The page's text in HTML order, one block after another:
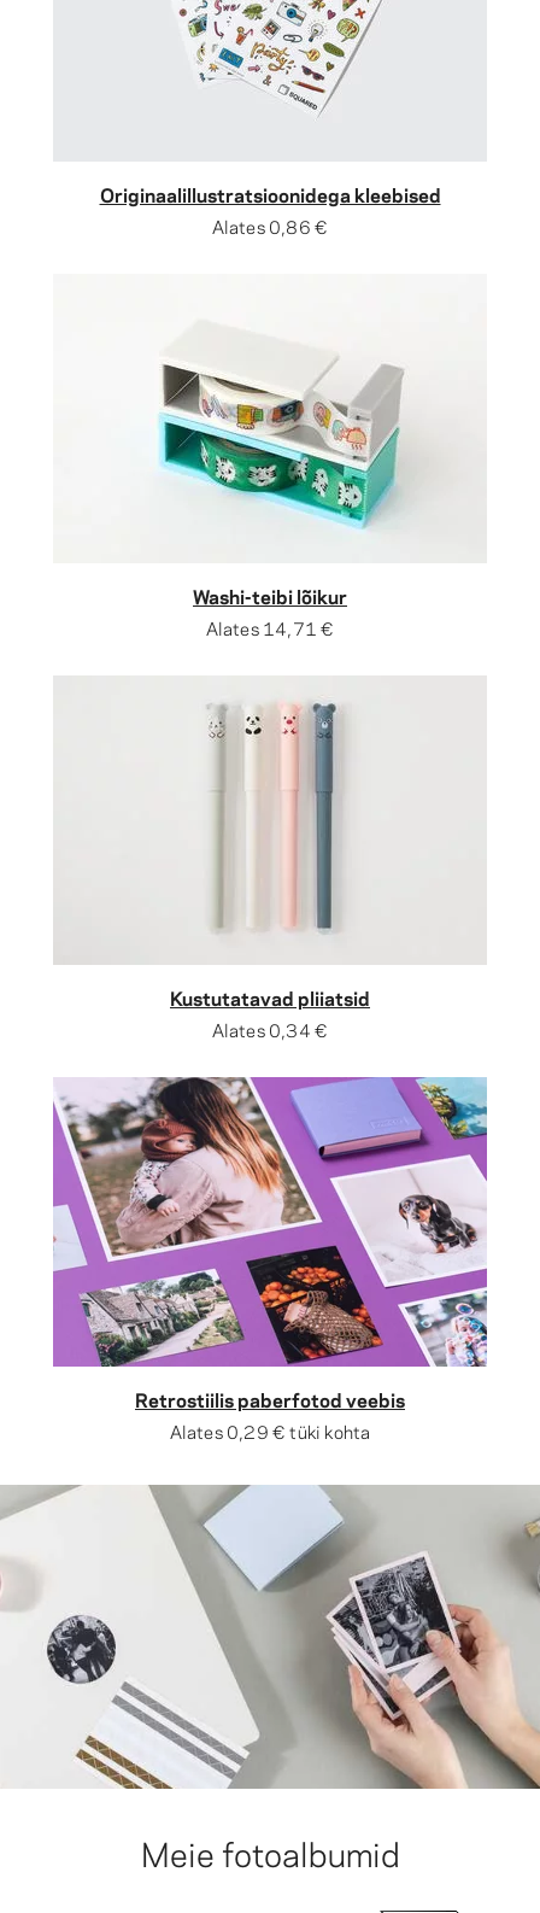
Originaalillustratsioonidega kleebised
Alates0,86 €
Washi-teibi lõikur
Alates14,71 €
Kustutatavad pliiatsid
Alates0,34 €
Retrostiilis paberfotod veebis
Alates0,29 €tüki kohta
Meie fotoalbumid